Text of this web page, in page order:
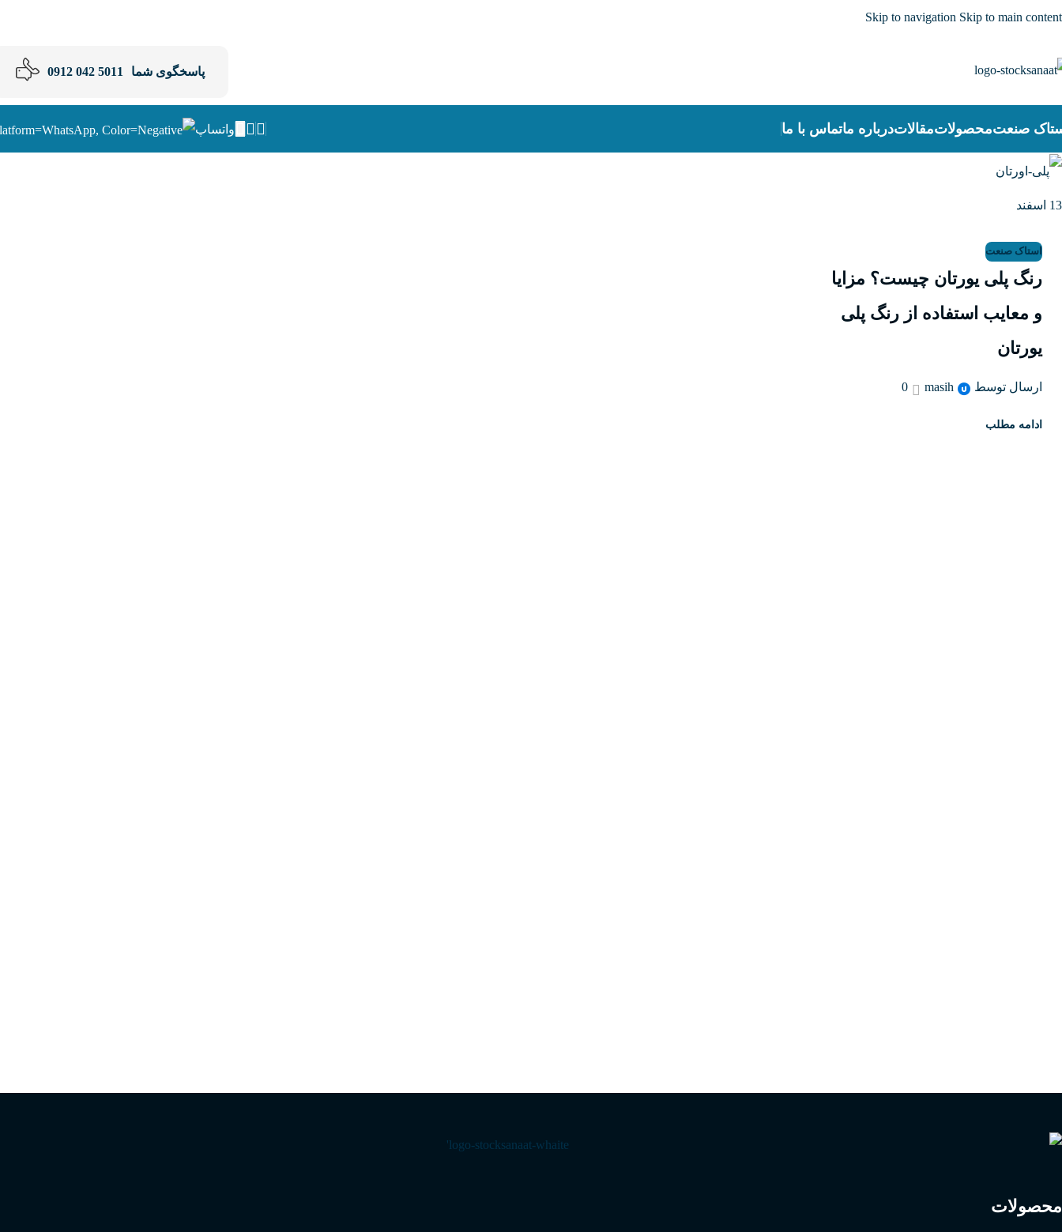
Skip to navigation Skip to main content
پاسخگوی شما 5011 042 0912
صنعتمحصولاتمقالاتدرباره ماتماس با ما واتساپ
13 اسفند
استاک صنعت
رنگ پلی یورتان چیست؟ مزایا
و معایب استفاده از رنگ پلی
یورتان
ارسال توسط masih
0
ادامه مطلب
محصولات